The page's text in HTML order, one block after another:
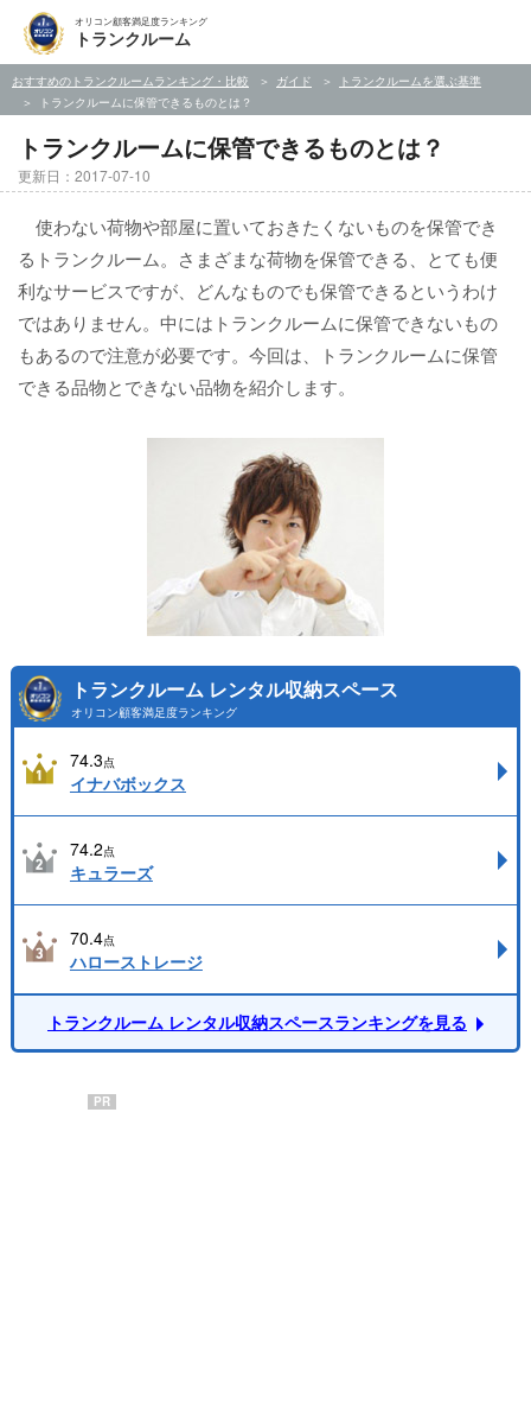
オリコン顧客満足度ランキング
トランクルーム
おすすめのトランクルームランキング・比較 ガイド
トランクルームを選ぶ基準
トランクルームに保管できるものとは？
トランクルームに保管できるものとは？
更新日：2017-07-10
使わない荷物や部屋に置いておきたくないものを保管でき
るトランクルーム。さまざまな荷物を保管できる、とても便
利なサービスですが、どんなものでも保管できるというわけ
ではありません。中にはトランクルームに保管できないもの
もあるので注意が必要です。今回は、トランクルームに保管
できる品物とできない品物を紹介します。
トランクルーム レンタル収納スペース
オリコン顧客満足度ランキング
74.3点
イナバボックス
74.2点
キュラーズ
70.4点
ハローストレージ
トランクルーム レンタル収納スペースランキングを見る
PR